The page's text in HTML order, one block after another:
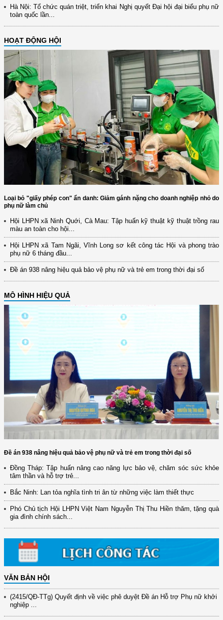
Hà Nội: Tổ chức quán triệt, triển khai Nghị quyết Đại hội đại biểu phụ nữ
toàn quốc lần...
HOẠT ĐỘNG HỘI
Loại bỏ "giấy phép con" ẩn danh: Giảm gánh nặng cho doanh nghiệp nhỏ do
phụ nữ làm chủ
Hội LHPN xã Ninh Quới, Cà Mau: Tập huấn kỹ thuật kỹ thuật trồng rau
màu an toàn cho hội...
Hội LHPN xã Tam Ngãi, Vĩnh Long sơ kết công tác Hội và phong trào
phụ nữ 6 tháng đầu...
Đề án 938 nâng hiệu quả bảo vệ phụ nữ và trẻ em trong thời đại số
MÔ HÌNH HIỆU QUẢ
Đề án 938 nâng hiệu quả bảo vệ phụ nữ và trẻ em trong thời đại số
Đồng Tháp: Tập huấn nâng cao năng lực bảo vệ, chăm sóc sức khỏe
tâm thần và hỗ trợ trẻ...
Bắc Ninh: Lan tỏa nghĩa tình tri ân từ những việc làm thiết thực
Phó Chủ tịch Hội LHPN Việt Nam Nguyễn Thị Thu Hiền thăm, tặng quà
gia đình chính sách...
VĂN BẢN HỘI
(12/TB-HĐKH) V/v đăng ký, đề xuất nhiệm vụ Khoa học, công nghệ và
(898/KH/ĐCT) Kế hoạch thực hiện Quyết định số 2415/QĐ-TTg ngày
31/10/2025 ...
(417/QĐ-BNNMT) Quyết định phê duyệt Chương trình mục tiêu quốc gia
xây dựng ...
(891/KH-ĐCT) Kế hoạch thực hiện Nghị quyết số 72-NQ/TW ngày
(2415/QĐ-TTg) Quyết định về việc phê duyệt Đề án Hỗ trợ Phụ nữ khởi
nghiệp ...